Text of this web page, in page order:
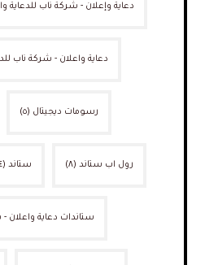
دعاية وإعلان - شركة ناب للدعاية
دعاية واعلان - شركة ناب
رسومات ديجيتال (٥)
رول اب ستاند (٨) ستاند (١٤)
ستاندات دعاية واعلان